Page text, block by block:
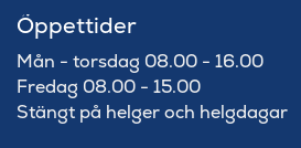
Öppettider
Mån - torsdag 08.00 - 16.00
Fredag 08.00 - 15.00
Stängt på helger och helgdagar